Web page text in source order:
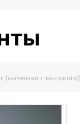
(начиная с высокого)